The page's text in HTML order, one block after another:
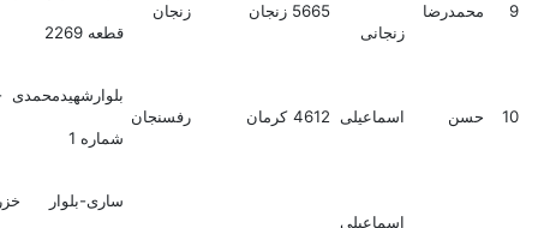
محمدرضا زنجان
حسن اسماعیلی 4612 کرمان رفسنجان
بلوارشهیدمحمدی - کوچه
اسماعیلی
ساری-بلوار خزر-ساری